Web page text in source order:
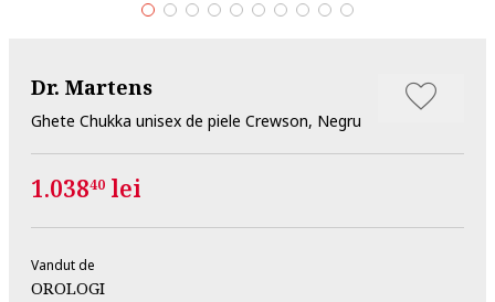
Dr. Martens
Ghete Chukka unisex de piele Crewson, Negru
1.03840 lei
Vandut de
OROLOGI